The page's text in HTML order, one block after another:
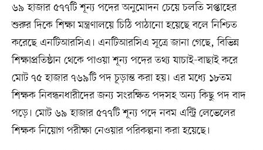
৬৯ হাজার ৫৭৭টি শূন্য পদের অনুমোদন চেয়ে চলতি সপ্তাহের
শুরুর দিকে শিক্ষা মন্ত্রণালয়ে চিঠি পাঠানো হয়েছে বলে নিশ্চিত
করেছে এনটিআরসিএ। এনটিআরসিএ সূত্রে জানা গেছে, বিভিন্ন
শিক্ষাপ্রতিষ্ঠান থেকে পাওয়া শূন্য পদের তথ্য যাচাই-বাছাই করে
মোট ৭৫ হাজার ৭৬৯টি পদ চূড়ান্ত করা হয়। এর মধ্যে ১৮তম
শিক্ষক নিবন্ধনধারীদের জন্য সংরক্ষিত পদসহ অন্য কিছু পদ বাদ
পড়ে। মোট ৬৯ হাজার ৫৭৭টি শূন্য পদে নবম এন্ট্রি লেভেলের
শিক্ষক নিয়োগ পরীক্ষা নেওয়ার পরিকল্পনা করা হয়েছে।